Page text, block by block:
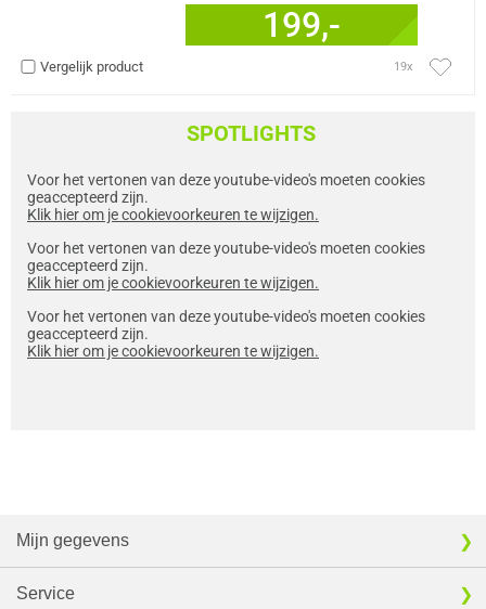
Vergelijk product
199,-
19x
SPOTLIGHTS
Voor het vertonen van deze youtube-video's moeten cookies
geaccepteerd zijn.
Klik hier om je cookievoorkeuren te wijzigen.
Voor het vertonen van deze youtube-video's moeten cookies
geaccepteerd zijn.
Klik hier om je cookievoorkeuren te wijzigen.
Voor het vertonen van deze youtube-video's moeten cookies
geaccepteerd zijn.
Klik hier om je cookievoorkeuren te wijzigen.
Mijn gegevens
Service